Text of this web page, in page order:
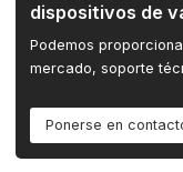
dispositivos de
Podemos
mercado, soporte
Ponerse en